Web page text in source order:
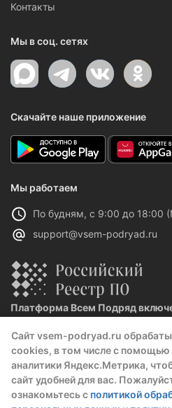
Сайт vsem-podryad.ru
cookies, в том числе с помощью
аналитики Яндекс.Метрика,
сайт удобней для вас.
ознакомьтесь с политикой
Контакты
Мы в соц. сетях
Скачайте наше приложение
Мы работаем
По будням, с 9:00 до 18:00
support@vsem-podryad.ru
Платформа Всем Подряд
Реестровая запись №32021 от
Политика конфиденциальности